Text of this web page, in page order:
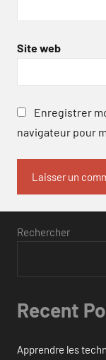
Site web
Enregistrer
navigateur pour
Rechercher
Recent
Apprendre les